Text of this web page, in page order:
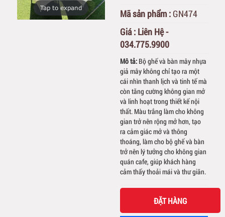
Tap to expand
Mã sản phẩm : GN474
Giá : Liên Hệ -
034.775.9900
Mô tả: Bộ ghế và bàn mây nhựa
giả mây không chỉ tạo ra một
cái nhìn thanh lịch và tinh tế mà
còn tăng cường không gian mở
và linh hoạt trong thiết kế nội
thất. Màu trắng làm cho không
gian trở nên rộng mở hơn, tạo
ra cảm giác mở và thông
thoáng, làm cho bộ ghế và bàn
trở nên lý tưởng cho không gian
quán cafe, giúp khách hàng
cảm thấy thoải mái và thư giãn.
ĐẶT HÀNG